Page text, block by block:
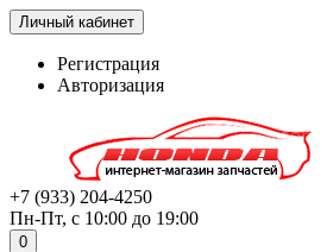
Личный кабинет
Регистрация
Авторизация
+7 (933) 204-4250
Пн-Пт, с 10:00 до 19:00
0